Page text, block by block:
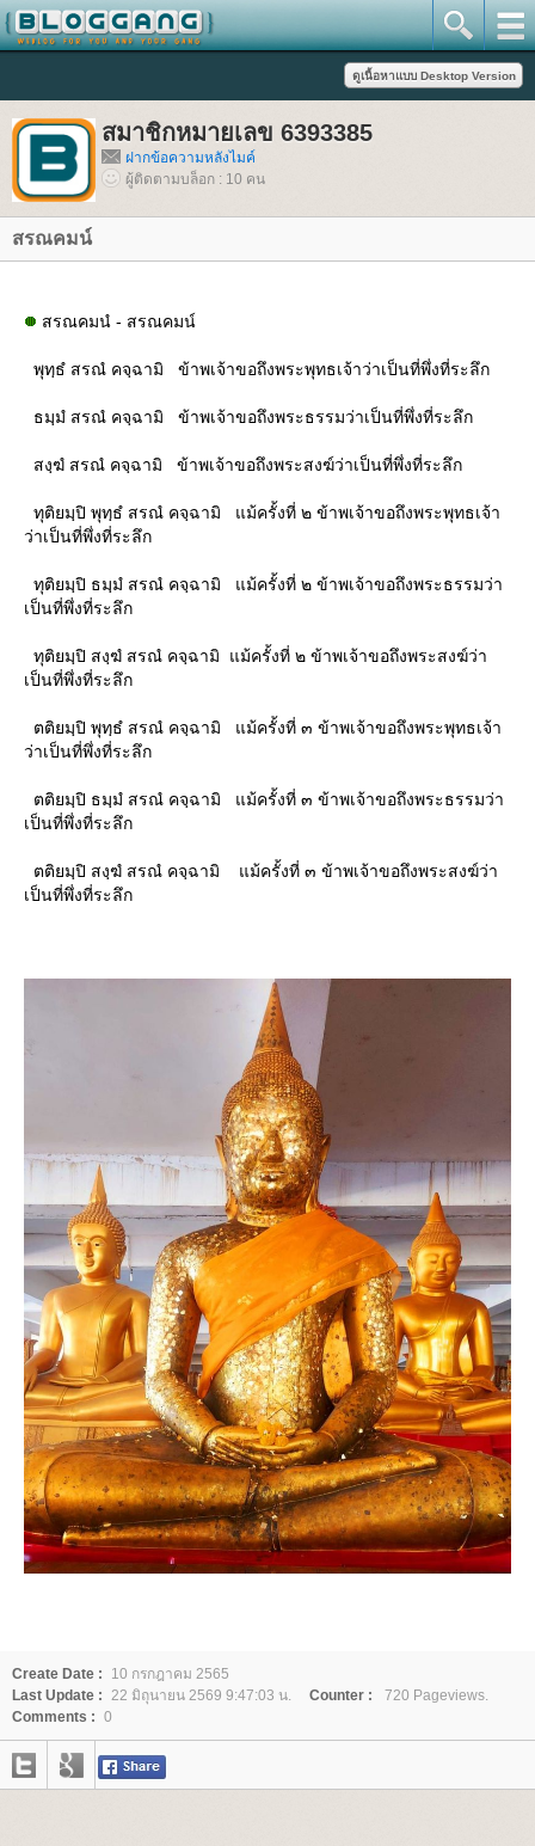
สมาชิกหมายเลข 6393385
ฝากข้อความหลังไมค์
ผู้ติดตามบล็อก : 10 คน
สรณคมน์
สรณคมนํ - สรณคมน์
พุทฺธํ สรณํ คจฺฉามิ ข้าพเจ้าขอถึงพระพุทธเจ้าว่าเป็นที่พึ่งที่ระลึก
ธมฺมํ สรณํ คจฺฉามิ ข้าพเจ้าขอถึงพระธรรมว่าเป็นที่พึ่งที่ระลึก
สงฺฆํ สรณํ คจฺฉามิ ข้าพเจ้าขอถึงพระสงฆ์ว่าเป็นที่พึ่งที่ระลึก
ทุติยมฺปิ พุทฺธํ สรณํ คจฺฉามิ แม้ครั้งที่ ๒ ข้าพเจ้าขอถึงพระพุทธเจ้า
ว่าเป็นที่พึ่งที่ระลึก
ทุติยมฺปิ ธมฺมํ สรณํ คจฺฉามิ แม้ครั้งที่ ๒ ข้าพเจ้าขอถึงพระธรรมว่า
เป็นที่พึ่งที่ระลึก
ทุติยมฺปิ สงฺฆํ สรณํ คจฺฉามิ แม้ครั้งที่ ๒ ข้าพเจ้าขอถึงพระสงฆ์ว่า
เป็นที่พึ่งที่ระลึก
ตติยมฺปิ พุทฺธํ สรณํ คจฺฉามิ แม้ครั้งที่ ๓ ข้าพเจ้าขอถึงพระพุทธเจ้า
ว่าเป็นที่พึ่งที่ระลึก
ตติยมฺปิ ธมฺมํ สรณํ คจฺฉามิ แม้ครั้งที่ ๓ ข้าพเจ้าขอถึงพระธรรมว่า
เป็นที่พึ่งที่ระลึก
ตติยมฺปิ สงฺฆํ สรณํ คจฺฉามิ แม้ครั้งที่ ๓ ข้าพเจ้าขอถึงพระสงฆ์ว่า
เป็นที่พึ่งที่ระลึก
Create Date :
10 กรกฎาคม 2565
Last Update : 22 มิถุนายน 2569 9:47:03 น. Counter :
720 Pageviews.
Comments : 0